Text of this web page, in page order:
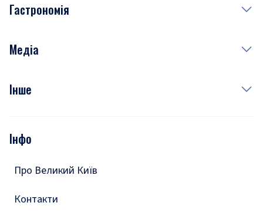
Субота
Краса
Гастрономія
Рецепти
Медіа
Фото
Подкасти
Інше
Тести
Інфо
Про Великий Київ
Контакти